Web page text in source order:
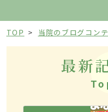
TOP 当院のブログコン
最新